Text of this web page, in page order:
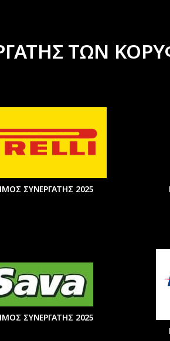
ΤΩΝ
ΣΥΝΕΡΓΑΤΗΣ 2025
ΣΥΝΕΡΓΑΤΗΣ 2025